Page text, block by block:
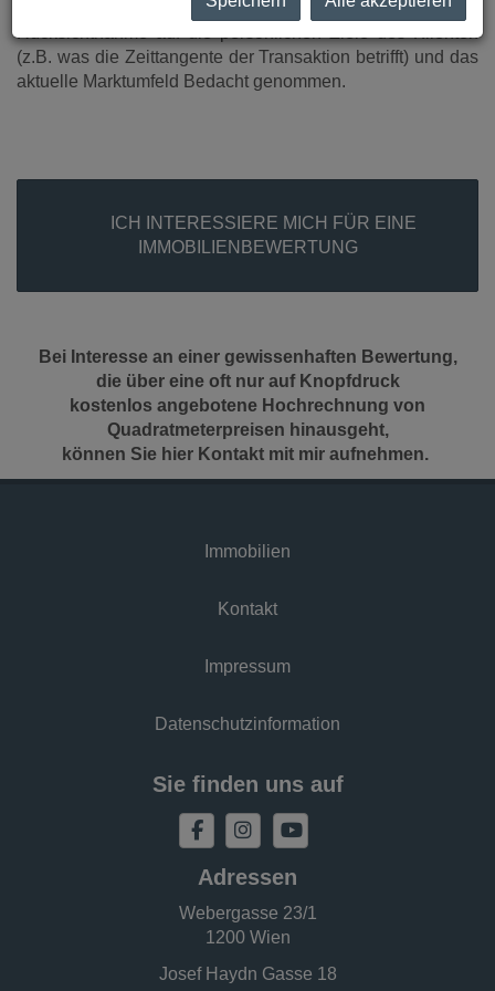
In Zuge des Verkaufsprozesses wird unter
Rücksichtnahme auf die persönlichen Ziele des Klienten
(z.B. was die Zeittangente der Transaktion betrifft) und das
aktuelle Marktumfeld Bedacht genommen.
IMMOBILIENBEWERTUNG
Bei Interesse an einer gewissenhaften Bewertung,
die über eine oft nur auf Knopfdruck
kostenlos angebotene Hochrechnung von
Quadratmeterpreisen hinausgeht,
können Sie hier Kontakt mit mir aufnehmen.
Immobilien
Kontakt
Impressum
Datenschutzinformation
Sie finden uns auf
Adressen
Webergasse 23/1
1200 Wien
Josef Haydn Gasse 18